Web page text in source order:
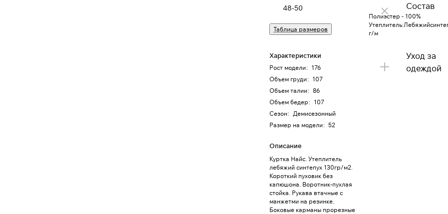
48-50
Таблица размеров
Характеристики
Рост модели: 176
Объем груди: 107
Объем талии: 86
Объем бедер: 107
Сезон: Демисезонный
Размер на модели: 52
Описание
Куртка Найс. Утеплитель
лебяжий синтепух 130гр/м2.
Короткий пуховик без
капюшона. Воротник-пухлая
стойка. Рукава втачные с
манжетми на резинке.
Боковые карманы прорезные
Состав
Полиэстер - 100%
г/м
Уход за
одеждой